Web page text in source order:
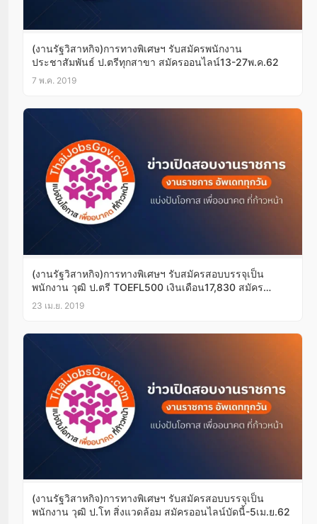
(งานรัฐวิสาหกิจ)การทางพิเศษฯ รับสมัครพนักงาน
ประชาสัมพันธ์ ป.ตรีทุกสาขา สมัครออนไลน์13-27พ.ค.62
7 พ.ค. 2019
(งานรัฐวิสาหกิจ)การทางพิเศษฯ รับสมัครสอบบรรจุเป็น
พนักงาน วุฒิ ป.ตรี TOEFL500 เงินเดือน17,830 สมัคร
ออนไลน์บัดนี้-3พ.ค.62
23 เม.ย. 2019
(งานรัฐวิสาหกิจ)การทางพิเศษฯ รับสมัครสอบบรรจุเป็น
พนักงาน วุฒิ ป.โท สิ่งแวดล้อม สมัครออนไลน์บัดนี้-5เม.ย.62